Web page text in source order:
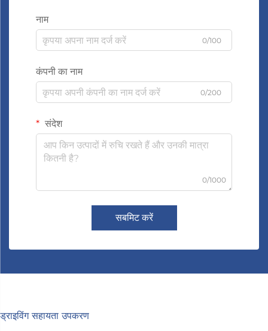
नाम
0/100
कंपनी का नाम
0/200
संदेश
0/1000
सबमिट करें
ड्राइविंग सहायता उपकरण